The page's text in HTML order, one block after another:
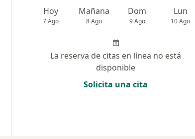
Hoy
7 Ago
Mañana
8 Ago
Dom
9 Ago
Lun
10 Ago
La reserva de citas en línea no está
disponible
Solicita una cita